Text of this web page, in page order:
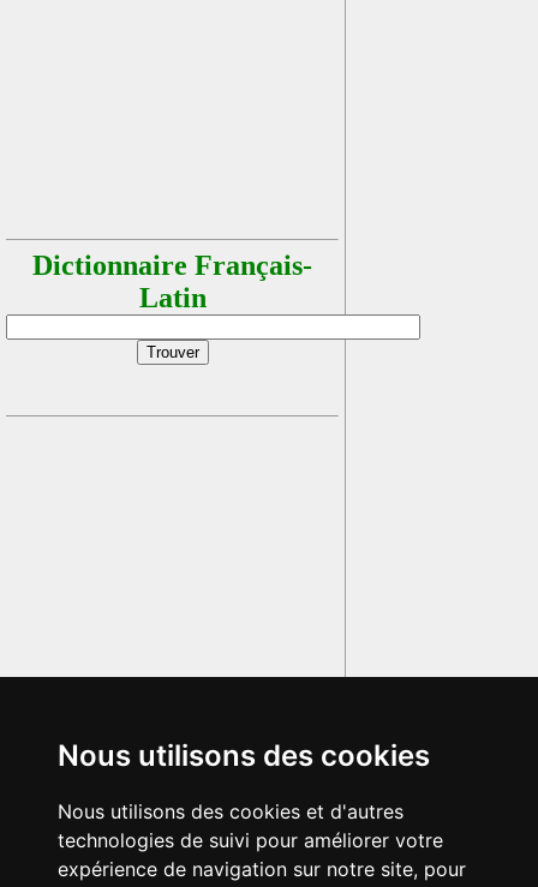
Nous utilisons des cookies
Nous utilisons des cookies et d'autres
technologies de suivi pour améliorer votre
expérience de navigation sur notre site, pour
Dictionnaire Français-
Latin